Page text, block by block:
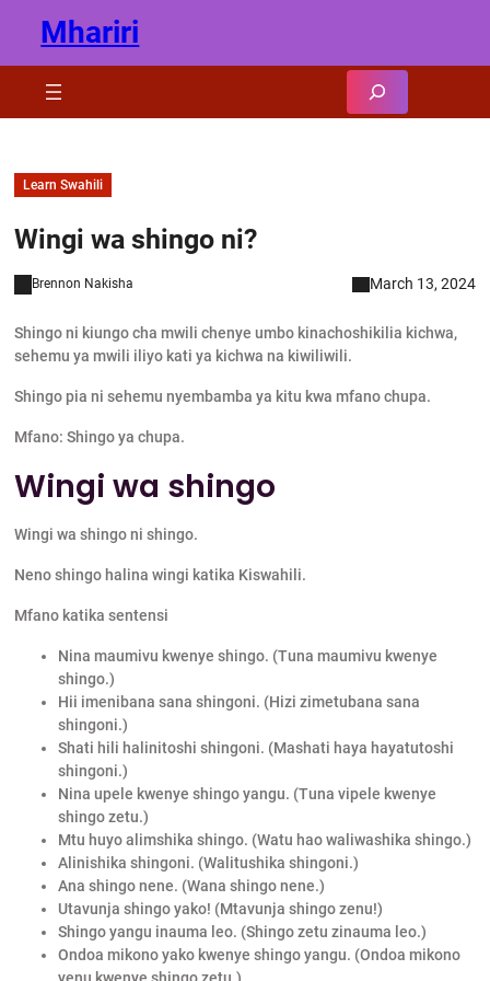
content
Mhariri
Learn Swahili
Wingi wa shingo ni?
Brennon Nakisha March 13, 2024
Shingo ni kiungo cha mwili chenye umbo kinachoshikilia kichwa,
sehemu ya mwili iliyo kati ya kichwa na kiwiliwili.
Shingo pia ni sehemu nyembamba ya kitu kwa mfano chupa.
Mfano: Shingo ya chupa.
Wingi wa shingo
Wingi wa shingo ni shingo.
Neno shingo halina wingi katika Kiswahili.
Mfano katika sentensi
Nina maumivu kwenye shingo. (Tuna maumivu kwenye
shingo.)
Hii imenibana sana shingoni. (Hizi zimetubana sana
shingoni.)
Shati hili halinitoshi shingoni. (Mashati haya hayatutoshi
shingoni.)
Nina upele kwenye shingo yangu. (Tuna vipele kwenye
shingo zetu.)
Mtu huyo alimshika shingo. (Watu hao waliwashika shingo.)
Alinishika shingoni. (Walitushika shingoni.)
Ana shingo nene. (Wana shingo nene.)
Utavunja shingo yako! (Mtavunja shingo zenu!)
Shingo yangu inauma leo. (Shingo zetu zinauma leo.)
Ondoa mikono yako kwenye shingo yangu. (Ondoa mikono